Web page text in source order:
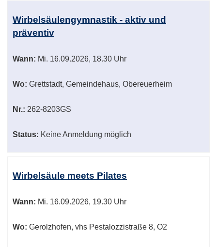
Wirbelsäulengymnastik - aktiv und
präventiv
Wann: Mi. 16.09.2026, 18.30 Uhr
Wo: Grettstadt, Gemeindehaus, Obereuerheim
Nr.: 262-8203GS
Status: Keine Anmeldung möglich
Wirbelsäule meets Pilates
Wann: Mi. 16.09.2026, 19.30 Uhr
Wo: Gerolzhofen, vhs Pestalozzistraße 8, O2